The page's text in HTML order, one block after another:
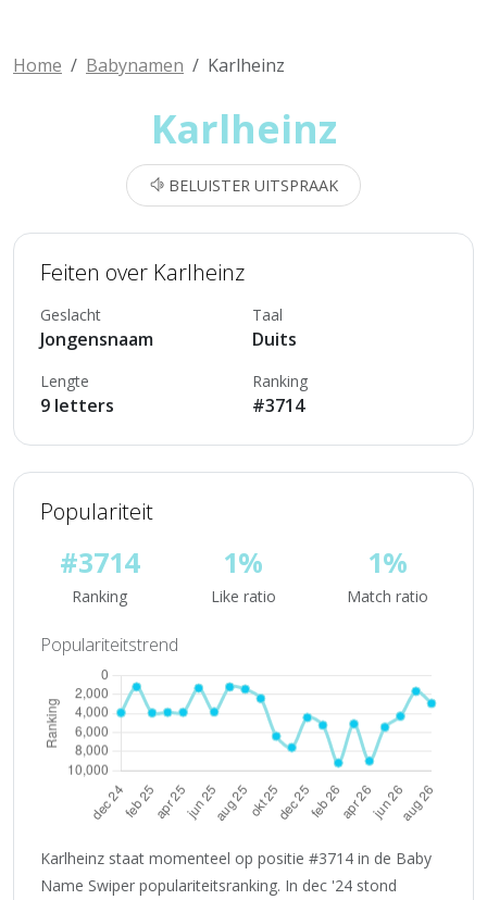
Home Babynamen Karlheinz
Karlheinz
BELUISTER UITSPRAAK
Feiten over Karlheinz
Geslacht
Jongensnaam
Taal
Duits
Lengte
9 letters
Ranking
#3714
Populariteit
#3714
Ranking
1%
Like ratio
1%
Match ratio
Populariteitstrend
Karlheinz staat momenteel op positie #3714 in de Baby
Name Swiper populariteitsranking. In dec '24 stond